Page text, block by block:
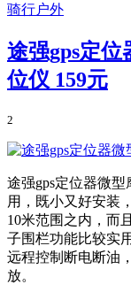
骑行户外
途强gps定
位仪 159元
2
途强gps定位器微
用，既小又好安装
10米范围之内，而
子围栏功能比较实
远程控制断电断油
放。